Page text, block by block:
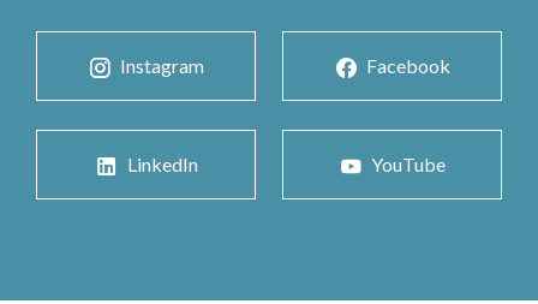
Instagram Facebook
LinkedIn YouTube